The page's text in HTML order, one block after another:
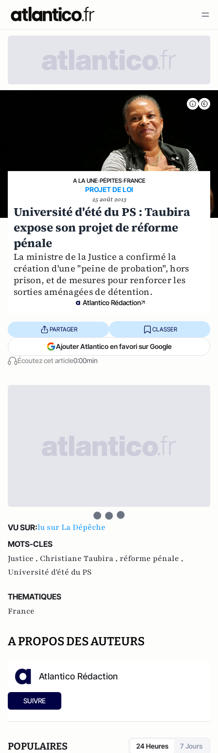
A LA UNE›PÉPITES›FRANCE
PROJET DE LOI
25 août 2013
Université d'été du PS : Taubira
expose son projet de réforme
pénale
La ministre de la Justice a confirmé la
création d'une "peine de probation", hors
prison, et de mesures pour renforcer les
sorties aménagées de détention.
Atlantico Rédaction
Écoutez cet article0:00min
PARTAGER CLASSER
Ajouter Atlantico en favori sur Google
VU SUR:lu sur La Dépêche
MOTS-CLES
Justice , Christiane Taubira , réforme pénale ,
Université d'été du PS
THEMATIQUES
France
A PROPOS DES AUTEURS
Atlantico Rédaction
SUIVRE
POPULAIRES 24 Heures 7 Jours